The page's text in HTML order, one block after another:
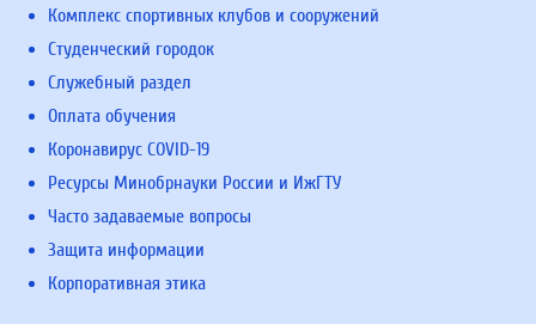
Комплекс спортивных клубов и сооружений
Студенческий городок
Служебный раздел
Оплата обучения
Коронавирус COVID-19
Ресурсы Минобрнауки России и ИжГТУ
Часто задаваемые вопросы
Защита информации
Корпоративная этика